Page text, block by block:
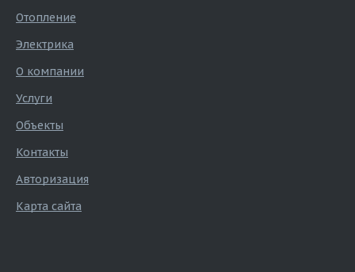
Отопление
Электрика
О компании
Услуги
Объекты
Контакты
Авторизация
Карта сайта